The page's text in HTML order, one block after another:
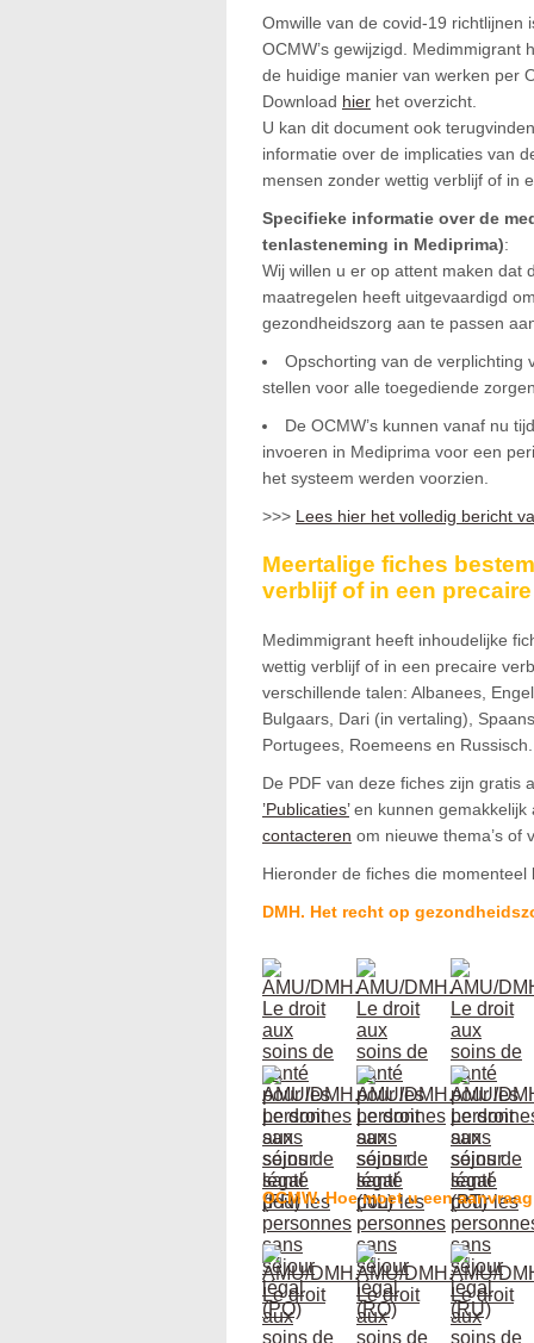
Omwille van de covid-19 richtlijnen
OCMW’s gewijzigd.
de huidige manier van werken per
Download hier het overzicht.
U kan dit document ook
informatie over de implicaties van
mensen zonder wettig verblijf of in
Specifieke informatie over de
tenlasteneming in Mediprima):
Wij willen u er op attent maken dat
maatregelen heeft uitgevaardigd
gezondheidszorg aan te passen
Opschorting van de verplichting
stellen voor alle toegediende
De OCMW’s kunnen vanaf nu
invoeren in Mediprima voor een
het systeem werden voorzien.
>>> Lees hier het volledig bericht
Meertalige fiches
verblijf of in een
Medimmigrant heeft inhoudelijke
wettig verblijf of in een precaire
verschillende talen: Albanees,
Bulgaars, Dari (in vertaling),
Portugees, Roemeens en Russisch.
De PDF van deze fiches zijn gratis
’Publicaties’en kunnen gemakkelijk
contacteren om nieuwe thema’s of
Hieronder de fiches die momenteel
DMH. Het recht op
OCMW. Hoe moet u een